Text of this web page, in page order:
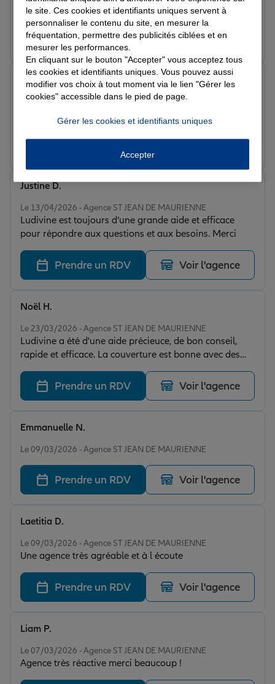
ses explications.Je la recommande fortement.
Prendre un RDV Voir l'agence
Note de 5 sur 5
Le 12/05/2026 - Agence ST JEAN DE MAURIENNE
Ilan J.
Le 13/04/2026 - Agence ST JEAN DE MAURIENNE
Ludivine est toujours d’une grande aide et efficace
pour répondre aux questions et aux besoins. Merci
Justine D.
Prendre un RDV Voir l'agence
Le 23/03/2026 - Agence ST JEAN DE MAURIENNE
Ludivine a été d'une aide précieuce, de bon conseil,
rapide et efficace. La couverture est bonne avec des
prix très compétitifs. Je recommande nutrellement
vivement cette agence Allianz.
Noël H.
Prendre un RDV Voir l'agence
Le 09/03/2026 - Agence ST JEAN DE MAURIENNE
Emmanuelle N.
Prendre un RDV Voir l'agence
Le 09/03/2026 - Agence ST JEAN DE MAURIENNE
Une agence très agréable et à l écoute
Laetitia D.
Prendre un RDV Voir l'agence
Le 07/03/2026 - Agence ST JEAN DE MAURIENNE
Agence très réactive merci beaucoup !
Liam P.
le site. Ces cookies et identifiants uniques servent à
personnaliser le contenu du site, en mesurer la
fréquentation, permettre des publicités ciblées et en
mesurer les performances.
En cliquant sur le bouton "Accepter" vous acceptez tous
les cookies et identifiants uniques. Vous pouvez aussi
modifier vos choix à tout moment via le lien "Gérer les
cookies" accessible dans le pied de page.
Gérer les cookies et identifiants uniques
Accepter